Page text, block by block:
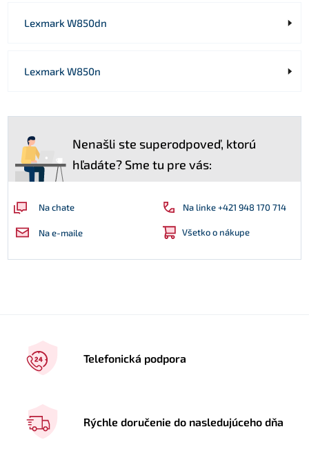
Lexmark W850dn
Lexmark W850n
Nenašli ste superodpoveď, ktorú
hľadáte? Sme tu pre vás:
Na chate Na linke +421 948 170 714
Na e-maile Všetko o nákupe
Telefonická podpora
Rýchle doručenie do nasledujúceho dňa